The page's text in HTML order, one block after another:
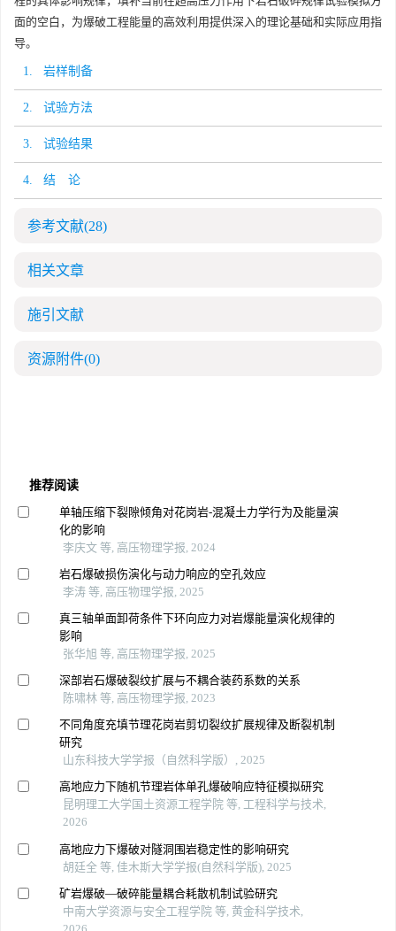
面的空白，为爆破工程能量的高效利用提供深入的理论基础和实际应用指
导。
1. 岩样制备
2. 试验方法
3. 试验结果
4. 结 论
参考文献(28)
相关文章
施引文献
资源附件(0)
推荐阅读
单轴压缩下裂隙倾角对花岗岩-混凝土力学行为及能量演
化的影响
李庆文 等, 高压物理学报, 2024
岩石爆破损伤演化与动力响应的空孔效应
李涛 等, 高压物理学报, 2025
真三轴单面卸荷条件下环向应力对岩爆能量演化规律的
影响
张华旭 等, 高压物理学报, 2025
深部岩石爆破裂纹扩展与不耦合装药系数的关系
陈啸林 等, 高压物理学报, 2023
不同角度充填节理花岗岩剪切裂纹扩展规律及断裂机制
研究
山东科技大学学报（自然科学版）, 2025
高地应力下随机节理岩体单孔爆破响应特征模拟研究
昆明理工大学国土资源工程学院 等, 工程科学与技术,
2026
高地应力下爆破对隧洞围岩稳定性的影响研究
胡廷全 等, 佳木斯大学学报(自然科学版), 2025
矿岩爆破—破碎能量耦合耗散机制试验研究
中南大学资源与安全工程学院 等, 黄金科学技术,